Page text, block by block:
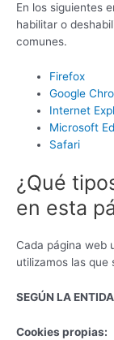
En los siguientes
habilitar o
comunes.
Firefox
Google
Internet
Microsoft
Safari
¿Qué
en esta
Cada página web
utilizamos las que
SEGÚN LA
Cookies propias: